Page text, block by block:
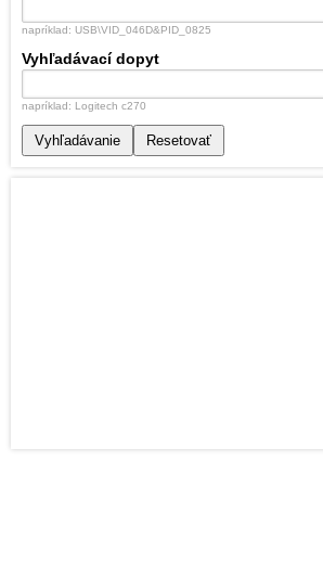
napríklad: USB\VID_046D&PID_0825
Vyhľadávací dopyt
napríklad: Logitech c270
Vyhľadávanie Resetovať